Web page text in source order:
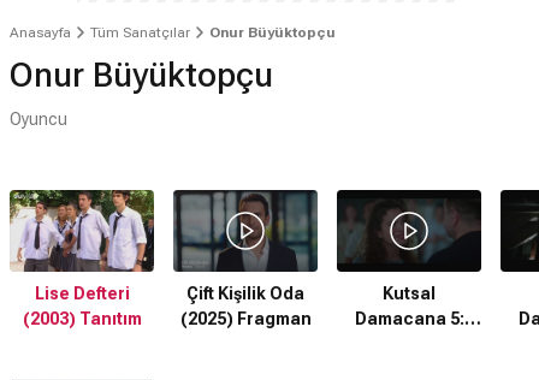
Anasayfa Tüm Sanatçılar Onur Büyüktopçu
Onur Büyüktopçu
Oyuncu
Lise Defteri
(2003) Tanıtım
Çift Kişilik Oda
(2025) Fragman
Kutsal
Damacana 5: